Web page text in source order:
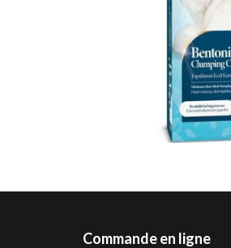
Commande en ligne